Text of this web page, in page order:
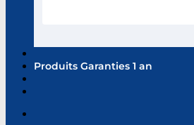
Produits Garanties 1 an